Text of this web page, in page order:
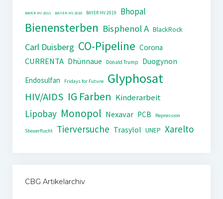
BAYER HV 2011 BAYER HV 2018 BAYER HV 2019 Bhopal
Bienensterben Bisphenol A BlackRock
Carl Duisberg CO-Pipeline Corona
CURRENTA Dhünnaue Donald Trump
Duogynon
Endosulfan
Fridays for Future Glyphosat
HIV/AIDS IG Farben Kinderarbeit
Lipobay Monopol Nexavar PCB Repression
Steuerflucht Tierversuche Trasylol UNEP Xarelto
CBG Artikelarchiv